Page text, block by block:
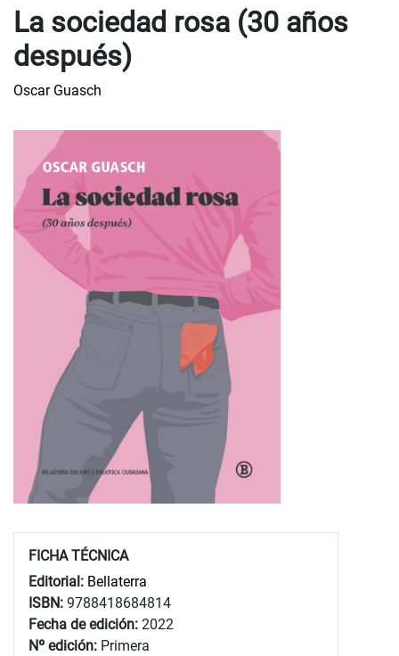
La sociedad rosa (30 años
después)
Oscar Guasch
FICHA TÉCNICA
Editorial: Bellaterra
ISBN: 9788418684814
Fecha de edición: 2022
Nº edición: Primera